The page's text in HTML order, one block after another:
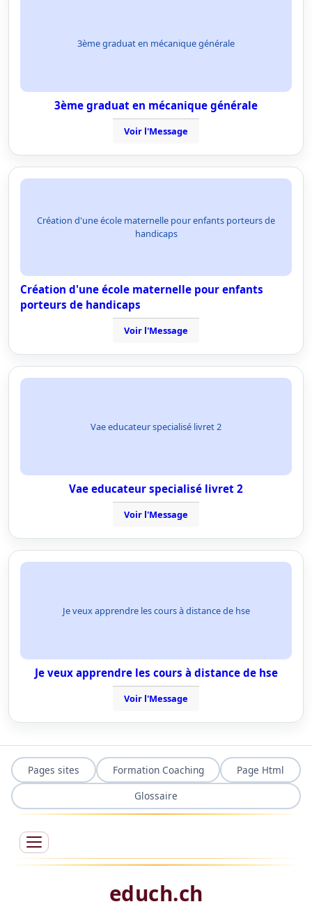
3ème graduat en mécanique générale
3ème graduat en mécanique générale
Voir l'Message
Création d'une école maternelle pour enfants porteurs de
handicaps
Création d'une école maternelle pour enfants
porteurs de handicaps
Voir l'Message
Vae educateur specialisé livret 2
Vae educateur specialisé livret 2
Voir l'Message
Je veux apprendre les cours à distance de hse
Je veux apprendre les cours à distance de hse
Voir l'Message
Pages sites Formation Coaching
Page Html
Glossaire
educh.ch